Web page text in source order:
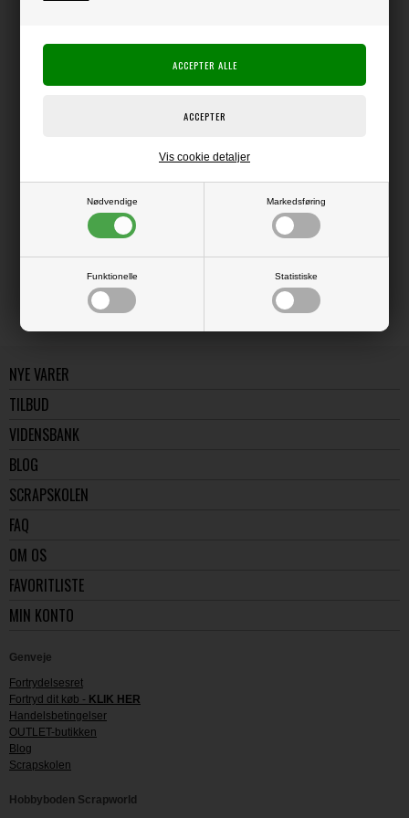
Nødvendige Markedsføring
Funktionelle Statistiske
Vis cookie detaljer
Producent:Happy Planner
LÆS OG BLIV INSPIRERET
NYE VARER
TILBUD
VIDENSBANK
BLOG
SCRAPSKOLEN
FAQ
OM OS
FAVORITLISTE
MIN KONTO
Genveje
Fortrydelsesret
Fortryd dit køb - KLIK HER
Handelsbetingelser
OUTLET-butikken
Blog
Scrapskolen
Hobbyboden Scrapworld